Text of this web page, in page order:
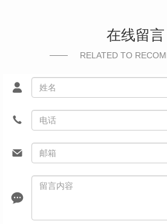
在线留言
RELATED TO